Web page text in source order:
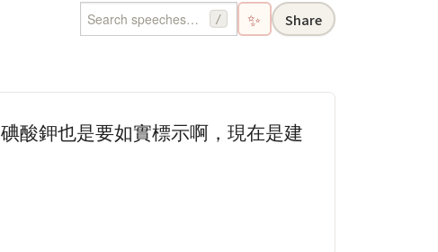
/ ✨ Share
酸鉀也是要如實標示啊，現在是建